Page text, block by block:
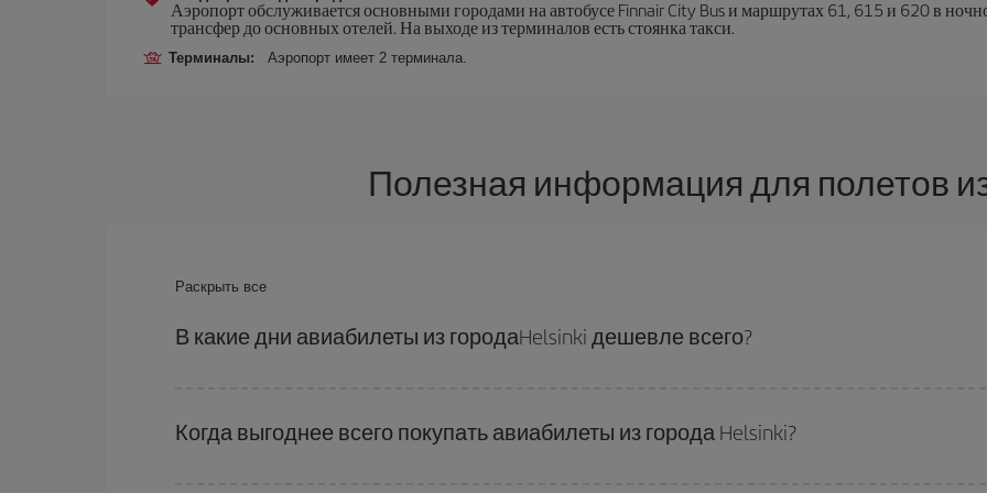
Аэропорт обслуживается основными городами на автобусе Finnair City Bus и маршрутах 61, 615 и 620 в
трансфер до основных отелей. На выходе из терминалов есть стоянка такси.
Терминалы: Аэропорт имеет 2 терминала.
Полезная информация для полетов из
Раскрыть все
В какие дни авиабилеты из городаHelsinki дешевле всего?
летите, куда хотите поехать и на какие даты запланировали поездку. Мы покажем вам самые дешевые авиабилеты не
несколько ближайших дней
, как туда, так и обратно, чтобы вы могли найти лучшее предложение. Кроме того,
Когда выгоднее всего покупать авиабилеты из города Helsinki?